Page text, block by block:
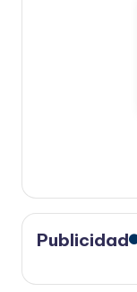
Publicidad